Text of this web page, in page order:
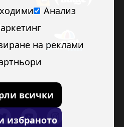
Анализ
на реклами
всички
избраното